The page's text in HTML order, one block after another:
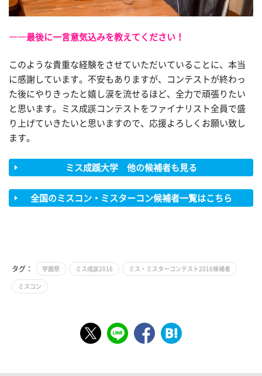
――最後に一言意気込みを教えてください！
このような貴重な経験をさせていただいていることに、本当
に感謝しています。不安もありますが、コンテストが終わっ
た後にやりきったと嬉し涙を流せるほど、全力で頑張りたい
と思います。ミス成蹊コンテストをファイナリスト全員で盛
り上げていきたいと思いますので、応援よろしくお願い致し
ます。
ミス成蹊大学 他の候補者も見る
全国のミスコン・ミスターコン候補者一覧はこちら
タグ： 学園祭 ミス成蹊2016 ミス・ミスターコンテスト2016候補者
ミスコン